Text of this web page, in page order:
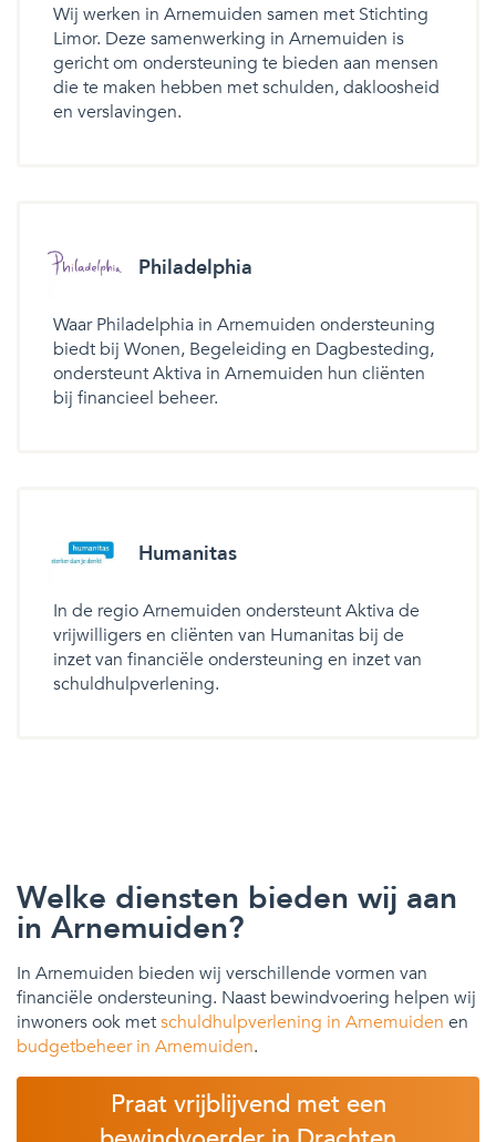
Wij werken in Arnemuiden samen met Stichting
Limor. Deze samenwerking in Arnemuiden is
gericht om ondersteuning te bieden aan mensen
die te maken hebben met schulden, dakloosheid
en verslavingen.
Philadelphia
Waar Philadelphia in Arnemuiden ondersteuning
biedt bij Wonen, Begeleiding en Dagbesteding,
ondersteunt Aktiva in Arnemuiden hun cliënten
bij financieel beheer.
Humanitas
In de regio Arnemuiden ondersteunt Aktiva de
vrijwilligers en cliënten van Humanitas bij de
inzet van financiële ondersteuning en inzet van
schuldhulpverlening.
Welke diensten bieden wij aan
in Arnemuiden?
In Arnemuiden bieden wij verschillende vormen van
financiële ondersteuning. Naast bewindvoering helpen wij
inwoners ook metschuldhulpverlening in Arnemuiden en
budgetbeheer in Arnemuiden.
Praat vrijblijvend met een